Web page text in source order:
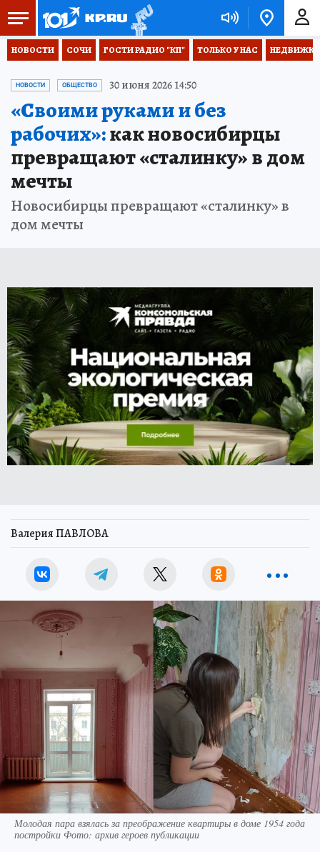
НОВОСТИ СОЧИ ГОСТИ РАДИО "КП" ТОЛЬКО У НАС НЕДВИЖКА
НОВОСТИ ОБЩЕСТВО 30 июня 2026 14:50
«Своими руками и без
рабочих»:как новосибирцы
превращают «сталинку» в дом
мечты
Новосибирцы превращают «сталинку» в
дом мечты
Валерия ПАВЛОВА
Молодая пара взялась за преображение квартиры в доме 1954 года
постройки Фото: архив героев публикации